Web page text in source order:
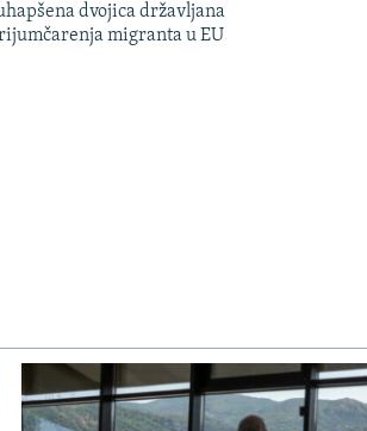
dvojica državljana
migranta u EU